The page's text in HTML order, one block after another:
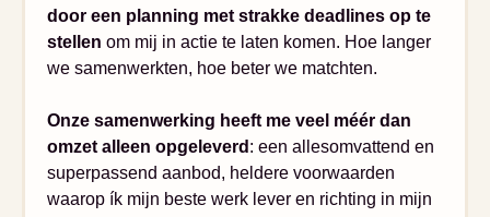
door een planning met strakke deadlines op te
stellen om mij in actie te laten komen. Hoe langer
we samenwerkten, hoe beter we matchten.
Onze samenwerking heeft me veel méér dan
omzet alleen opgeleverd : een allesomvattend en
superpassend aanbod, heldere voorwaarden
waarop ík mijn beste werk lever en richting in mijn